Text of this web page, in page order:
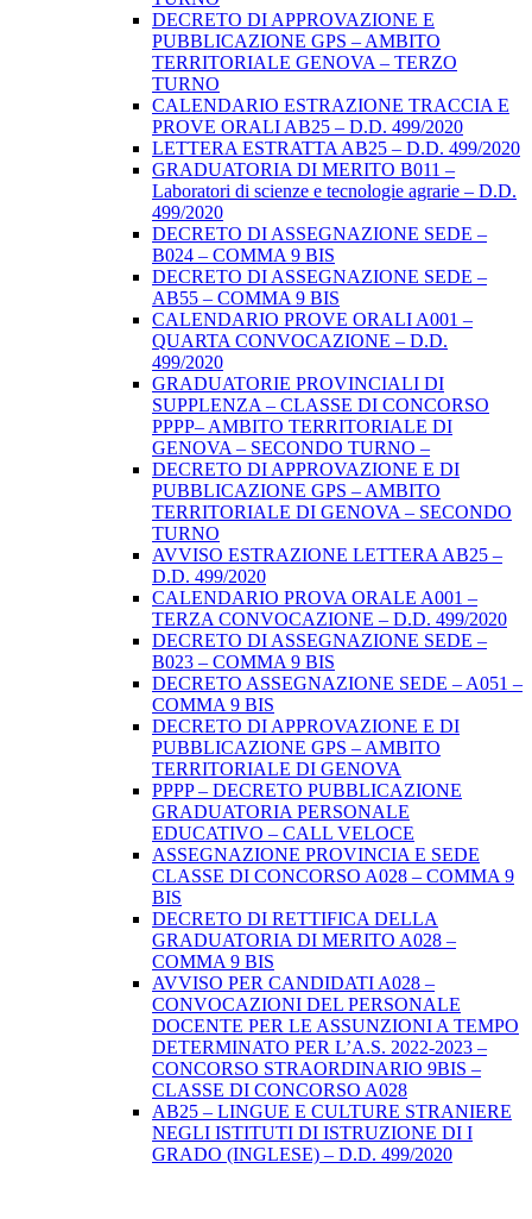
DECRETO DI APPROVAZIONE E
PUBBLICAZIONE GPS – AMBITO
TERRITORIALE GENOVA – TERZO
TURNO
CALENDARIO ESTRAZIONE TRACCIA E
PROVE ORALI AB25 – D.D. 499/2020
LETTERA ESTRATTA AB25 – D.D. 499/2020
GRADUATORIA DI MERITO B011 –
Laboratori di scienze e tecnologie agrarie – D.D.
499/2020
DECRETO DI ASSEGNAZIONE SEDE –
B024 – COMMA 9 BIS
DECRETO DI ASSEGNAZIONE SEDE –
AB55 – COMMA 9 BIS
CALENDARIO PROVE ORALI A001 –
QUARTA CONVOCAZIONE – D.D.
499/2020
GRADUATORIE PROVINCIALI DI
SUPPLENZA – CLASSE DI CONCORSO
PPPP– AMBITO TERRITORIALE DI
GENOVA – SECONDO TURNO –
DECRETO DI APPROVAZIONE E DI
PUBBLICAZIONE GPS – AMBITO
TERRITORIALE DI GENOVA – SECONDO
TURNO
AVVISO ESTRAZIONE LETTERA AB25 –
D.D. 499/2020
CALENDARIO PROVA ORALE A001 –
TERZA CONVOCAZIONE – D.D. 499/2020
DECRETO DI ASSEGNAZIONE SEDE –
B023 – COMMA 9 BIS
DECRETO ASSEGNAZIONE SEDE – A051 –
COMMA 9 BIS
DECRETO DI APPROVAZIONE E DI
PUBBLICAZIONE GPS – AMBITO
TERRITORIALE DI GENOVA
PPPP – DECRETO PUBBLICAZIONE
GRADUATORIA PERSONALE
EDUCATIVO – CALL VELOCE
ASSEGNAZIONE PROVINCIA E SEDE
CLASSE DI CONCORSO A028 – COMMA 9
BIS
DECRETO DI RETTIFICA DELLA
GRADUATORIA DI MERITO A028 –
COMMA 9 BIS
AVVISO PER CANDIDATI A028 –
CONVOCAZIONI DEL PERSONALE
DOCENTE PER LE ASSUNZIONI A TEMPO
DETERMINATO PER L’A.S. 2022-2023 –
CONCORSO STRAORDINARIO 9BIS –
CLASSE DI CONCORSO A028
AB25 – LINGUE E CULTURE STRANIERE
NEGLI ISTITUTI DI ISTRUZIONE DI I
GRADO (INGLESE) – D.D. 499/2020